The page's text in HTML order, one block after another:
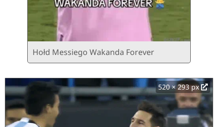
Hołd Messiego Wakanda Forever
520 × 293 px